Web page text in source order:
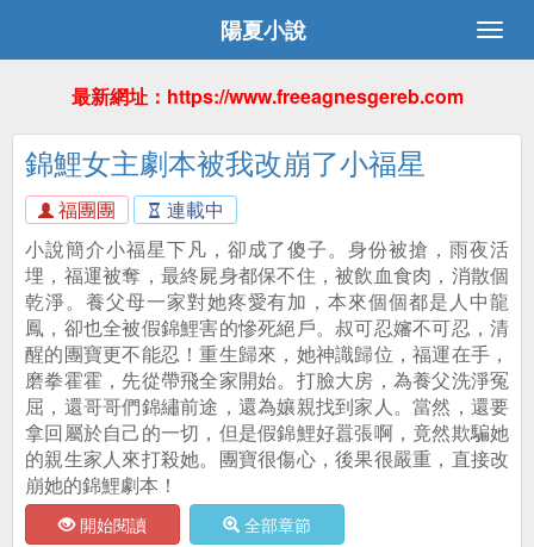
陽夏小說
最新網址：https://www.freeagnesgereb.com
錦鯉女主劇本被我改崩了小福星
福團團
連載中
小說簡介小福星下凡，卻成了傻子。身份被搶，雨夜活
埋，福運被奪，最終屍身都保不住，被飲血食肉，消散個
乾淨。養父母一家對她疼愛有加，本來個個都是人中龍
鳳，卻也全被假錦鯉害的慘死絕戶。叔可忍嬸不可忍，清
醒的團寶更不能忍！重生歸來，她神識歸位，福運在手，
磨拳霍霍，先從帶飛全家開始。打臉大房，為養父洗淨冤
屈，還哥哥們錦繡前途，還為孃親找到家人。當然，還要
拿回屬於自己的一切，但是假錦鯉好囂張啊，竟然欺騙她
的親生家人來打殺她。團寶很傷心，後果很嚴重，直接改
崩她的錦鯉劇本！
開始閱讀 全部章節